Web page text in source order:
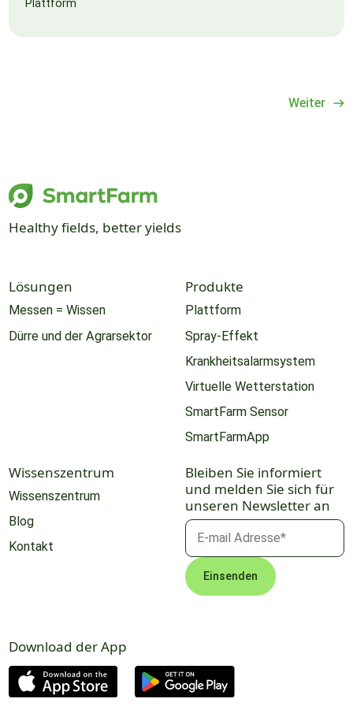
Plattform
Weiter
Healthy fields, better yields
Lösungen
Messen = Wissen
Dürre und der Agrarsektor
Produkte
Plattform
Spray-Effekt
Krankheitsalarmsystem
Virtuelle Wetterstation
SmartFarm Sensor
SmartFarmApp
Wissenszentrum
Wissenszentrum
Blog
Kontakt
Bleiben Sie informiert
und melden Sie sich für
unseren Newsletter an
Download der App